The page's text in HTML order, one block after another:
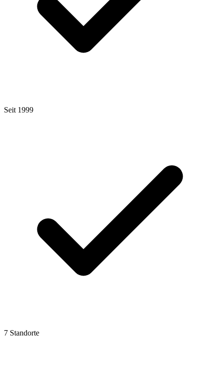
Seit 1999
7 Standorte